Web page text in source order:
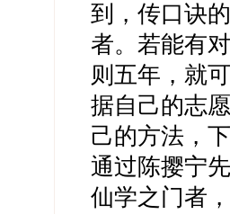
到，传口诀
者。若能有
则五年，就
据自己的志
己的方法，
通过陈撄宁
仙学之门者